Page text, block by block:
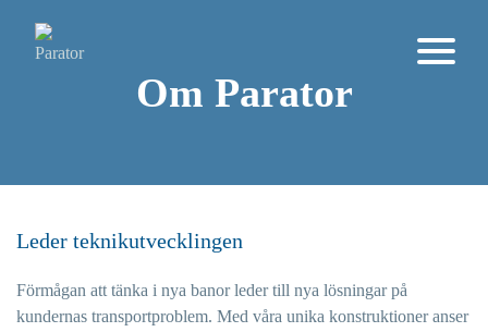
Om Parator
Leder teknikutvecklingen
Förmågan att tänka i nya banor leder till nya lösningar på
kundernas transportproblem. Med våra unika konstruktioner anser